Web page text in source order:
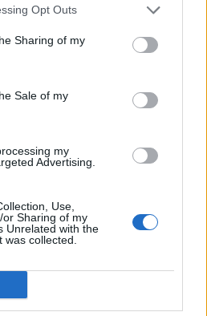
Opt Outs
Sharing of my
Sale of my
my
Advertising.
Use,
Sharing of my
Unrelated with the
collected.
οι ηλεκτρονικές
στον Φαρμακευτικό
Awards:
Team